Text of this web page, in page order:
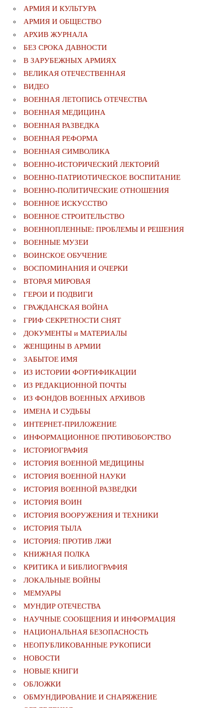
АРМИЯ И КУЛЬТУРА
АРМИЯ И ОБЩЕСТВО
АРХИВ ЖУРНАЛА
БЕЗ СРОКА ДАВНОСТИ
В ЗАРУБЕЖНЫХ АРМИЯХ
ВЕЛИКАЯ ОТЕЧЕСТВЕННАЯ
ВИДЕО
ВОЕННАЯ ЛЕТОПИСЬ ОТЕЧЕСТВА
ВОЕННАЯ МЕДИЦИНА
ВОЕННАЯ РАЗВЕДКА
ВОЕННАЯ РЕФОРМА
ВОЕННАЯ СИМВОЛИКА
ВОЕННО-ИСТОРИЧЕСКИЙ ЛЕКТОРИЙ
ВОЕННО-ПАТРИОТИЧЕСКОЕ ВОСПИТАНИЕ
ВОЕННО-ПОЛИТИЧЕСКИE ОТНОШЕНИЯ
ВОЕННОЕ ИСКУССТВО
ВОЕННОЕ СТРОИТЕЛЬСТВО
ВОЕННОПЛЕННЫЕ: ПРОБЛЕМЫ И РЕШЕНИЯ
ВОЕННЫЕ МУЗЕИ
ВОИНСКОЕ ОБУЧЕНИЕ
ВОСПОМИНАНИЯ И ОЧЕРКИ
ВТОРАЯ МИРОВАЯ
ГЕРОИ И ПОДВИГИ
ГРАЖДАНСКАЯ ВОЙНА
ГРИФ СЕКРЕТНОСТИ СНЯТ
ДОКУМЕНТЫ и МАТЕРИАЛЫ
ЖЕНЩИНЫ В АРМИИ
ЗАБЫТОЕ ИМЯ
ИЗ ИСТОРИИ ФОРТИФИКАЦИИ
ИЗ РЕДАКЦИОННОЙ ПОЧТЫ
ИЗ ФОНДОВ ВОЕННЫХ АРХИВОВ
ИМЕНА И СУДЬБЫ
ИНТЕРНЕТ-ПРИЛОЖЕНИЕ
ИНФОРМАЦИОННОЕ ПРОТИВОБОРСТВО
ИСТОРИОГРАФИЯ
ИСТОРИЯ ВОЕННОЙ МЕДИЦИНЫ
ИСТОРИЯ ВОЕННОЙ НАУКИ
ИСТОРИЯ ВОЕННОЙ РАЗВЕДКИ
ИСТОРИЯ ВОИН
ИСТОРИЯ ВООРУЖЕНИЯ И ТЕХНИКИ
ИСТОРИЯ ТЫЛА
ИСТОРИЯ: ПРОТИВ ЛЖИ
КНИЖНАЯ ПОЛКА
КРИТИКА И БИБЛИОГРАФИЯ
ЛОКАЛЬНЫЕ ВОЙНЫ
МЕМУАРЫ
МУНДИР ОТЕЧЕСТВА
НАУЧНЫЕ СООБЩЕНИЯ И ИНФОРМАЦИЯ
НАЦИОНАЛЬНАЯ БЕЗОПАСНОСТЬ
НЕОПУБЛИКОВАННЫЕ РУКОПИСИ
НОВОСТИ
НОВЫЕ КНИГИ
ОБЛОЖКИ
ОБМУНДИРОВАНИЕ И СНАРЯЖЕНИЕ